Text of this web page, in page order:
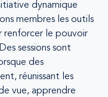
dynamique
membres les outils
renforcer le pouvoir
sessions sont
des
réunissant les
vue, apprendre